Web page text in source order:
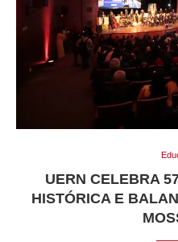
UERN CELEBRA
HISTÓRICA E